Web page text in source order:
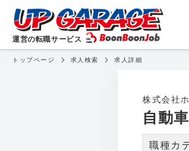
運営の転職サービス
トップページ 求人検索 求人詳細
株式会社
自動
職種カ